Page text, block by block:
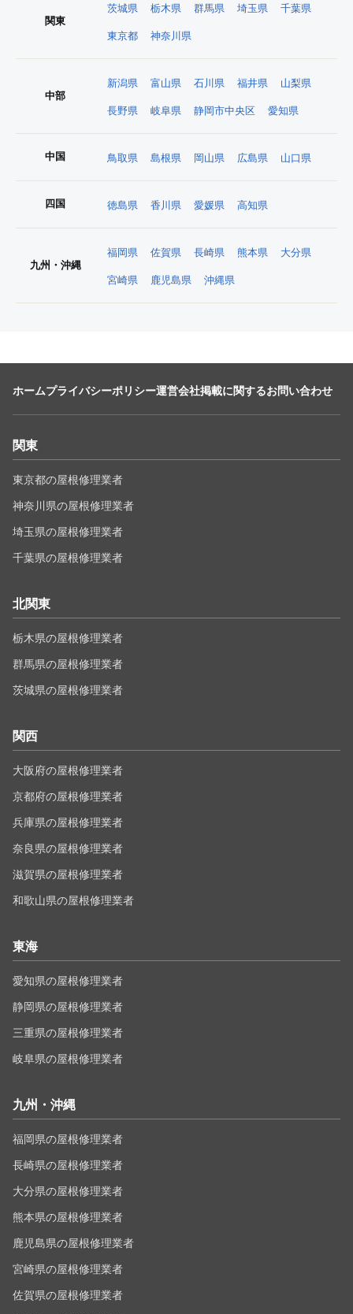
関東
茨城県 栃木県 群馬県 埼玉県 千葉県
東京都 神奈川県
中部
新潟県 富山県 石川県 福井県 山梨県
長野県 岐阜県 静岡市中央区 愛知県
中国 鳥取県 島根県 岡山県 広島県 山口県
四国 徳島県 香川県 愛媛県 高知県
九州・沖縄
福岡県 佐賀県 長崎県 熊本県 大分県
宮崎県 鹿児島県 沖縄県
ホームプライバシーポリシー運営会社掲載に関するお問い合わせ
関東
東京都の屋根修理業者
神奈川県の屋根修理業者
埼玉県の屋根修理業者
千葉県の屋根修理業者
北関東
栃木県の屋根修理業者
群馬県の屋根修理業者
茨城県の屋根修理業者
関西
大阪府の屋根修理業者
京都府の屋根修理業者
兵庫県の屋根修理業者
奈良県の屋根修理業者
滋賀県の屋根修理業者
和歌山県の屋根修理業者
東海
愛知県の屋根修理業者
静岡県の屋根修理業者
三重県の屋根修理業者
岐阜県の屋根修理業者
九州・沖縄
福岡県の屋根修理業者
長崎県の屋根修理業者
大分県の屋根修理業者
熊本県の屋根修理業者
鹿児島県の屋根修理業者
宮崎県の屋根修理業者
佐賀県の屋根修理業者